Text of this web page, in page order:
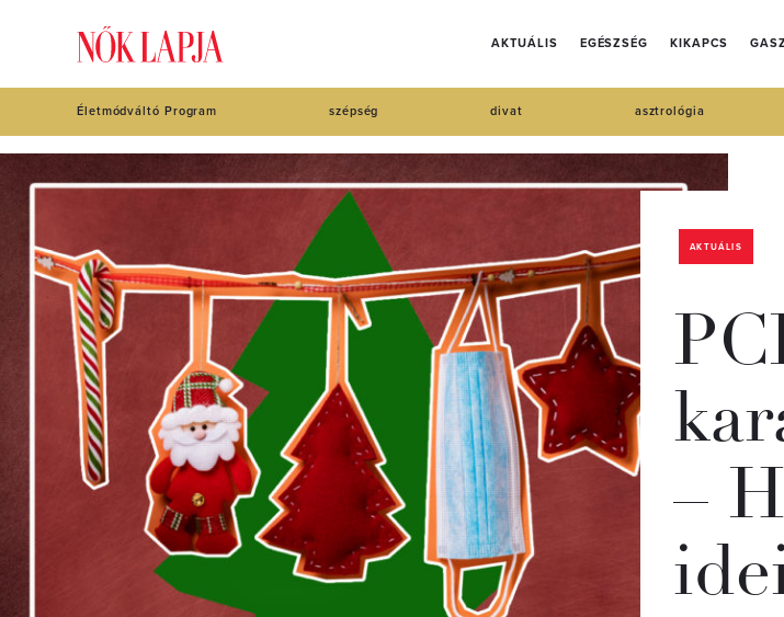
AKTUÁLIS EGÉSZSÉG KIKAPCS
Életmódváltó Program szépség divat asztrológia
AKTUÁLIS
–